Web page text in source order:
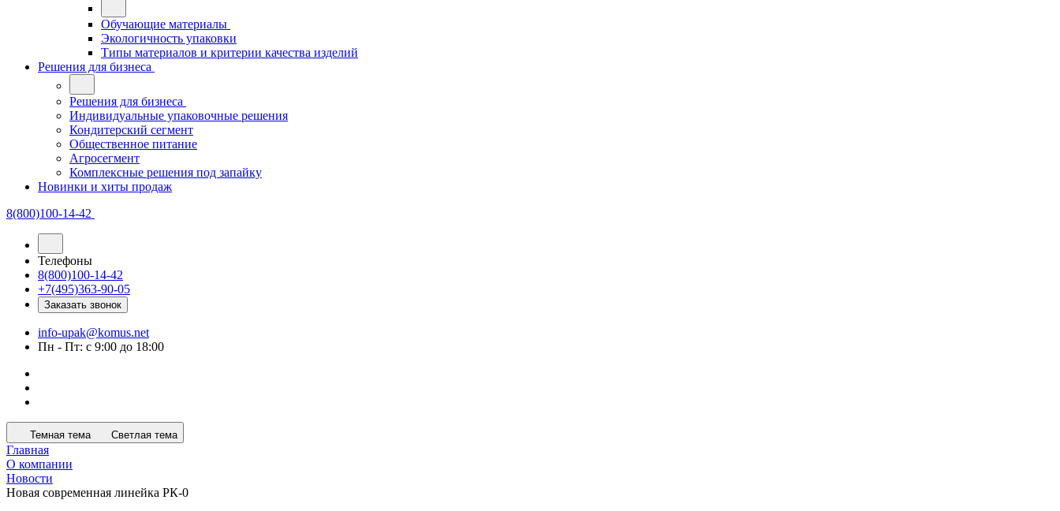
Обучающие материалы
Экологичность упаковки
Типы материалов и критерии качества изделий
Решения для бизнеса
Решения для бизнеса
Индивидуальные упаковочные решения
Кондитерский сегмент
Общественное питание
Агросегмент
Комплексные решения под запайку
Новинки и хиты продаж
8(800)100-14-42
Телефоны
8(800)100-14-42
+7(495)363-90-05
Заказать звонок
info-upak@komus.net
Пн - Пт: с 9:00 до 18:00
Темная тема Светлая тема
Главная
О компании
Новости
Новая современная линейка РК-0